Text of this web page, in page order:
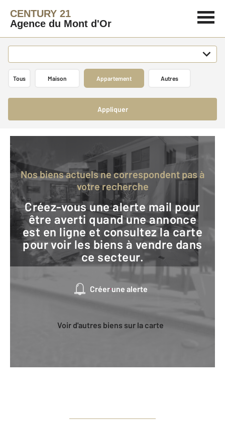
CENTURY 21
Agence du Mont d'Or
Tous Maison Appartement Autres
Appliquer
Nos biens actuels ne correspondent pas à
votre recherche
Créez-vous une alerte mail pour
être averti quand une annonce
est en ligne et consultez la carte
pour voir les biens à vendre dans
ce secteur.
Créer une alerte
Voir d'autres biens sur la carte